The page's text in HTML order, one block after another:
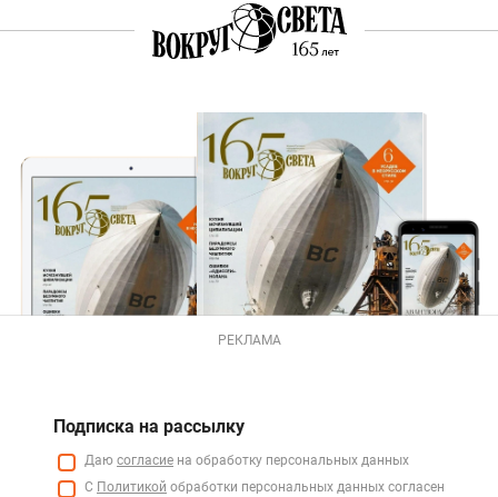
РЕКЛАМА
Подписка на рассылку
Даю согласие на обработку персональных данных
С Политикой обработки персональных данных согласен